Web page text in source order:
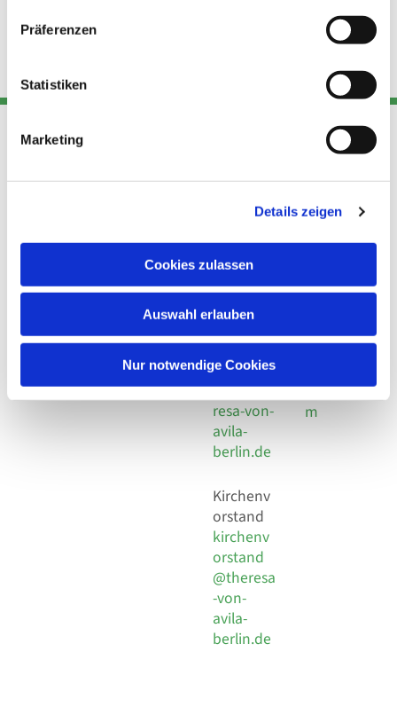
Präferenzen
Statistiken
Marketing
Details zeigen
Cookies zulassen
Auswahl erlauben
Nur notwendige Cookies
Adresse
Kirchengemeinde Pfarrei
Hl. Theresa von Avila Berlin
Leitender Pfarrer - Norbert
Behaimstr. 39
Kont
Telefon
+49 30
924 64 28
Fax +49
30 924 54
18
E-Mail
info@the
resa-von-
avila-
berlin.de
Kirchenv
orstand
kirchenv
orstand
@theresa
-von-
avila-
berlin.de
Links
Datensch
utz
Social
Impressu
m